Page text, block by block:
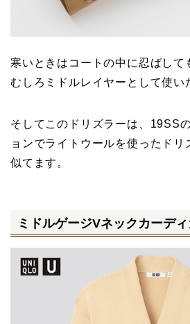
寒いときはコートの中に忍ばして
むしろミドルレイヤーとして使い
そしてこのドリズラーは、19SS
ョンでライトウールを使ったドリ
似てます。
ミドルゲージVネックカーデ